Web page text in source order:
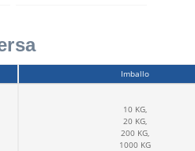
Imballo
10 KG,
20 KG,
200 KG,
1000 KG